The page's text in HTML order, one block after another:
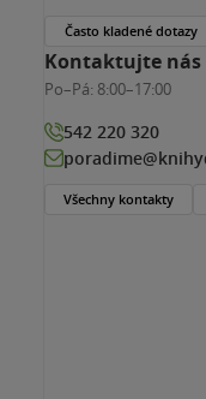
Často kladené dotazy
Kontaktujte nás
Po–Pá: 8:00–17:00
542 220 320
Všechny kontakty